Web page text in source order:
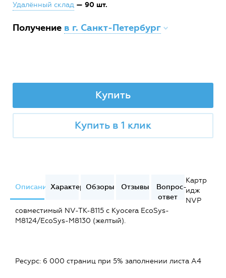
Удалённый склад — 90 шт.
Получение в г. Санкт-Петербург
Купить
Купить в 1 клик
ОписаниеХарактеристики
Обзоры Отзывы
Вопрос-
ответ
Картр
идж
NVP
совместимый NV-TK-8115 с Kyocera EcoSys-
M8124/EcoSys-M8130 (желтый).
Ресурс: 6 000 страниц при 5% заполнении листа А4